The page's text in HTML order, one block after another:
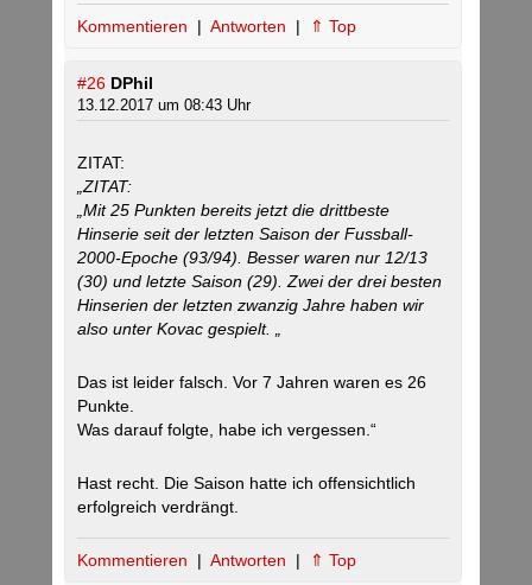
Kommentieren | Antworten | ⇑ Top
#26 DPhil
13.12.2017 um 08:43 Uhr
ZITAT:
„ZITAT:
„Mit 25 Punkten bereits jetzt die drittbeste
Hinserie seit der letzten Saison der Fussball-
2000-Epoche (93/94). Besser waren nur 12/13
(30) und letzte Saison (29). Zwei der drei besten
Hinserien der letzten zwanzig Jahre haben wir
also unter Kovac gespielt. „
Das ist leider falsch. Vor 7 Jahren waren es 26
Punkte.
Was darauf folgte, habe ich vergessen.“
Hast recht. Die Saison hatte ich offensichtlich
erfolgreich verdrängt.
Kommentieren | Antworten | ⇑ Top